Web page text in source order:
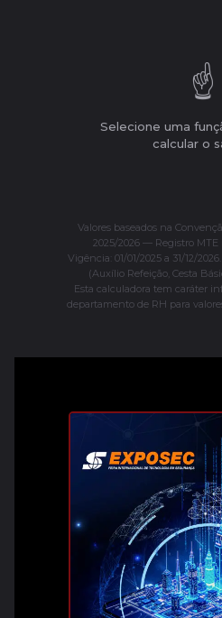
☝️
Selecione uma
calcular o
Valores baseados na
2025/2026 — Registro MTE
Vigência: 01/01/2025 a 31/12/
(Auxílio Refeição, Cesta
Esta calculadora tem caráter
departamento de RH para